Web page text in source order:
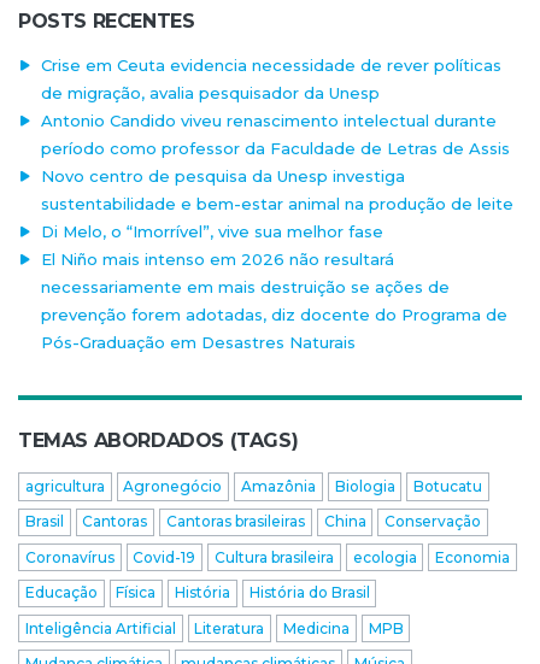
POSTS RECENTES
Crise em Ceuta evidencia necessidade de rever políticas
de migração, avalia pesquisador da Unesp
Antonio Candido viveu renascimento intelectual durante
período como professor da Faculdade de Letras de Assis
Novo centro de pesquisa da Unesp investiga
sustentabilidade e bem-estar animal na produção de leite
Di Melo, o “Imorrível”, vive sua melhor fase
El Niño mais intenso em 2026 não resultará
necessariamente em mais destruição se ações de
prevenção forem adotadas, diz docente do Programa de
Pós-Graduação em Desastres Naturais
TEMAS ABORDADOS (TAGS)
agricultura Agronegócio Amazônia Biologia
Botucatu
Brasil
Cantoras Cantoras brasileiras China
Conservação
Coronavírus
Covid-19 Cultura brasileira ecologia
Economia
Educação
Física História
História do Brasil
Inteligência Artificial
Literatura Medicina
MPB